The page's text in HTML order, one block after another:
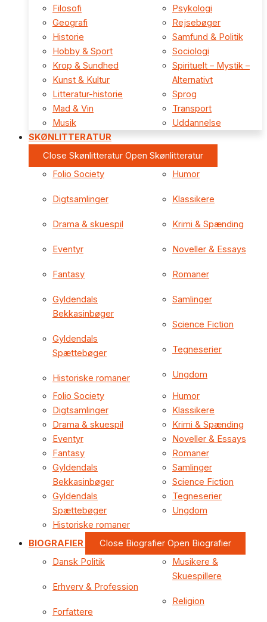
Filosofi
Geografi
Historie
Hobby & Sport
Krop & Sundhed
Kunst & Kultur
Litteratur-historie
Mad & Vin
Musik
Psykologi
Rejsebøger
Samfund & Politik
Sociologi
Spirituelt – Mystik –
Alternativt
Sprog
Transport
Uddannelse
SKØNLITTERATUR
Close Skønlitteratur Open Skønlitteratur
Folio Society
Digtsamlinger
Drama & skuespil
Eventyr
Fantasy
Gyldendals
Bekkasinbøger
Gyldendals
Spættebøger
Historiske romaner
Humor
Klassikere
Krimi & Spænding
Noveller & Essays
Romaner
Samlinger
Science Fiction
Tegneserier
Ungdom
Folio Society
Digtsamlinger
Drama & skuespil
Eventyr
Fantasy
Gyldendals
Bekkasinbøger
Gyldendals
Spættebøger
Historiske romaner
Humor
Klassikere
Krimi & Spænding
Noveller & Essays
Romaner
Samlinger
Science Fiction
Tegneserier
Ungdom
BIOGRAFIER Close Biografier Open Biografier
Dansk Politik
Erhverv & Profession
Forfattere
Musikere &
Skuespillere
Religion